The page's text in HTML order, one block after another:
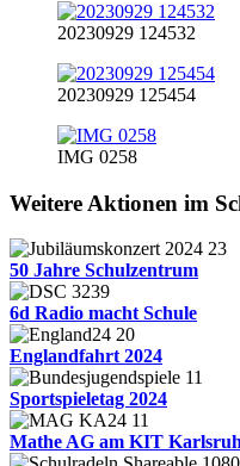
20230929 124532
20230929 125454
IMG 0258
Weitere Aktionen im
50 Jahre Schulzentrum
6d Radio macht Schule
Englandfahrt 2024
Sportspieletag 2024
Mathe AG am KIT